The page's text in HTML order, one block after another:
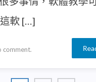
軟 […]
comment.